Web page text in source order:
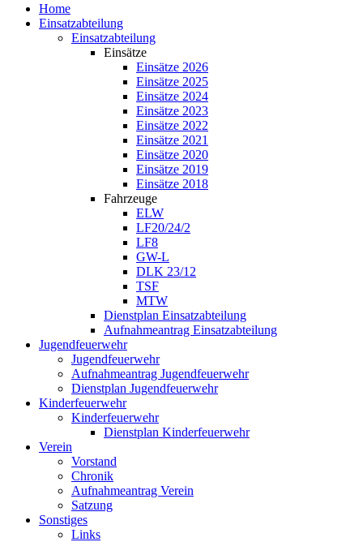
Home
Einsatzabteilung
Einsatzabteilung
Einsätze
Einsätze 2026
Einsätze 2025
Einsätze 2024
Einsätze 2023
Einsätze 2022
Einsätze 2021
Einsätze 2020
Einsätze 2019
Einsätze 2018
Fahrzeuge
ELW
LF20/24/2
LF8
GW-L
DLK 23/12
TSF
MTW
Dienstplan Einsatzabteilung
Aufnahmeantrag Einsatzabteilung
Jugendfeuerwehr
Jugendfeuerwehr
Aufnahmeantrag Jugendfeuerwehr
Dienstplan Jugendfeuerwehr
Kinderfeuerwehr
Kinderfeuerwehr
Dienstplan Kinderfeuerwehr
Verein
Vorstand
Chronik
Aufnahmeantrag Verein
Satzung
Sonstiges
Links